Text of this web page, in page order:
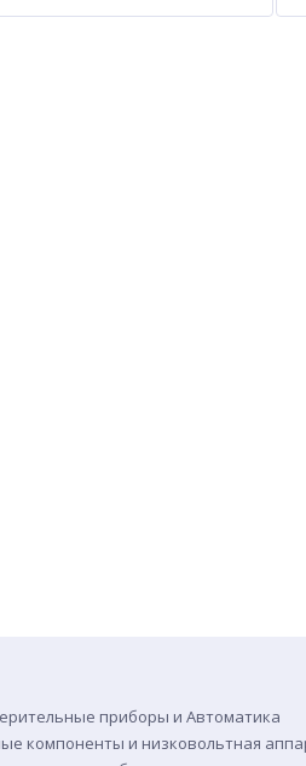
приборы и Автоматика
компоненты и низковольтная